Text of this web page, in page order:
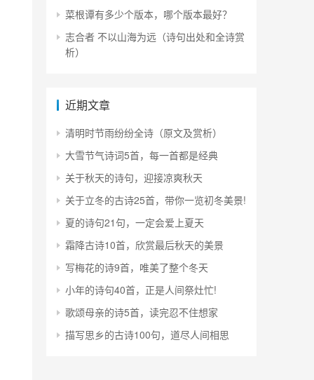
菜根谭有多少个版本，哪个版本最好？
志合者 不以山海为远（诗句出处和全诗赏
析）
近期文章
清明时节雨纷纷全诗（原文及赏析）
大雪节气诗词5首，每一首都是经典
关于秋天的诗句，迎接凉爽秋天
关于立冬的古诗25首，带你一览初冬美景!
夏的诗句21句，一定会爱上夏天
霜降古诗10首，欣赏最后秋天的美景
写梅花的诗9首，唯美了整个冬天
小年的诗句40首，正是人间祭灶忙!
歌颂母亲的诗5首，读完忍不住想家
描写思乡的古诗100句，道尽人间相思